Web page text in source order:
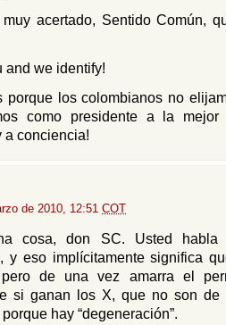
acertado, Sentido Común,
and we identify!
porque los colombianos no
como presidente a la mejor
a conciencia!
de 2010, 12:51 COT
cosa, don SC. Usted habla
y eso implícitamente significa
pero de una vez amarra el
si ganan los X, que no son de
hay “degeneración”.